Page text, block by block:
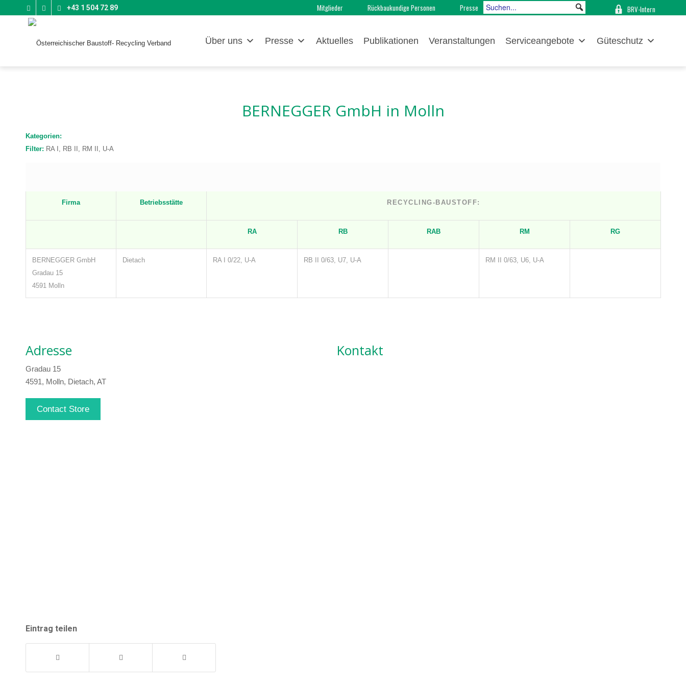
Mitglieder Rückbaukundige Personen Presse BRV-Intern
+43 1 504 72 89
Über uns Presse Aktuelles Publikationen Veranstaltungen Serviceangebote Güteschutz
BERNEGGER GmbH in Molln
Kategorien:
Filter: RA I, RB II, RM II, U-A
Firma Betriebsstätte RECYCLING-BAUSTOFF:
RA RB RAB RM RG
BERNEGGER GmbH
Gradau 15
4591 Molln
Dietach RA I 0/22, U-A RB II 0/63, U7, U-A RM II 0/63, U6, U-A
Adresse
Gradau 15
4591, Molln, Dietach, AT
Kontakt
Contact Store
Eintrag teilen